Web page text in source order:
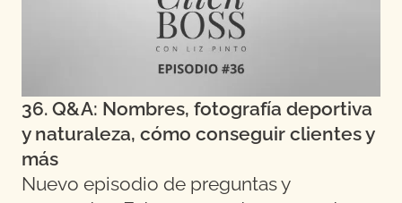
36. Q&A: Nombres, fotografía deportiva
y naturaleza, cómo conseguir clientes y
más
Nuevo episodio de preguntas y